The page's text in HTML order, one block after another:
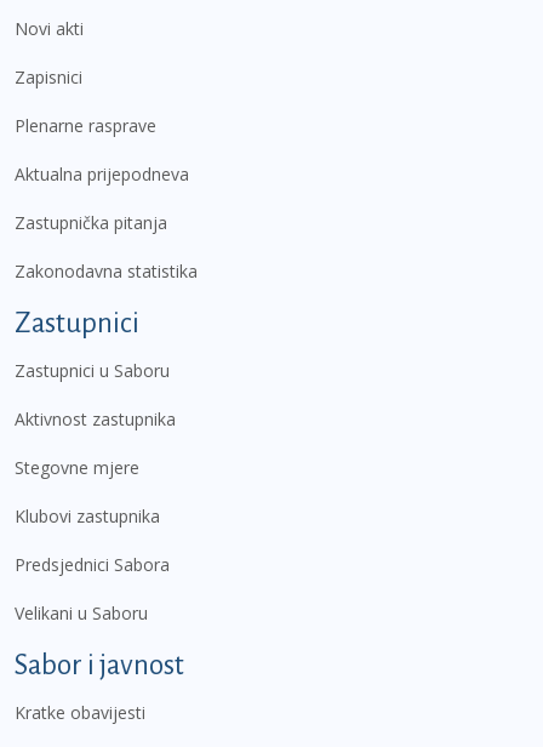
Novi akti
Zapisnici
Plenarne rasprave
Aktualna prijepodneva
Zastupnička pitanja
Zakonodavna statistika
Zastupnici
Zastupnici u Saboru
Aktivnost zastupnika
Stegovne mjere
Klubovi zastupnika
Predsjednici Sabora
Velikani u Saboru
Sabor i javnost
Kratke obavijesti